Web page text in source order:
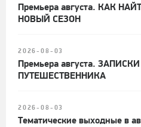
Премьера августа. КАК
НОВЫЙ СЕЗОН
2026-08-03
Премьера августа.
ПУТЕШЕСТВЕННИКА
2026-08-03
Тематические выходные в